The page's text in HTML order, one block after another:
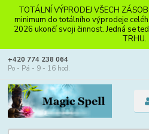
TOTÁLNÍ VÝPRODEJ VŠECH
minimum do totálního výprodeje
2026 ukončí svoji činnost. Jedná se
TRHU.
+420 774 238 064
Po - Pá - 9 - 16 hod.